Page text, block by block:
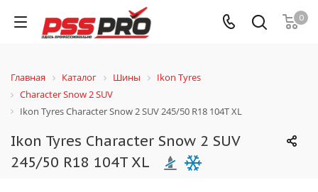
0
Главная Каталог Шины
Ikon Tyres
Character Snow 2 SUV
Ikon Tyres Character Snow 2 SUV 245/50 R18 104T XL
Ikon Tyres Character Snow 2 SUV
245/50 R18 104T XL